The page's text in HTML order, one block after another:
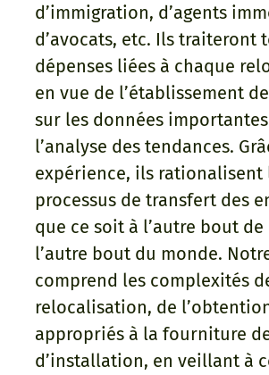
d’immigration, d’agents
d’avocats, etc. Ils traiteront
dépenses liées à chaque
en vue de l’établissement
sur les données
l’analyse des tendances.
expérience, ils rationalisent
processus de transfert des
que ce soit à l’autre bout
l’autre bout du monde.
comprend les complexités
relocalisation, de
appropriés à la fourniture
d’installation, en veillant à